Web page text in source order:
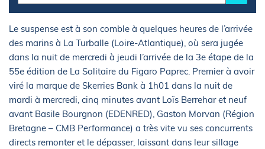
Le suspense est à son comble à quelques heures de l’arrivée
des marins à La Turballe (Loire-Atlantique), où sera jugée
dans la nuit de mercredi à jeudi l’arrivée de la 3e étape de la
55e édition de La Solitaire du Figaro Paprec. Premier à avoir
viré la marque de Skerries Bank à 1h01 dans la nuit de
mardi à mercredi, cinq minutes avant Loïs Berrehar et neuf
avant Basile Bourgnon (EDENRED), Gaston Morvan (Région
Bretagne – CMB Performance) a très vite vu ses concurrents
directs remonter et le dépasser, laissant dans leur sillage